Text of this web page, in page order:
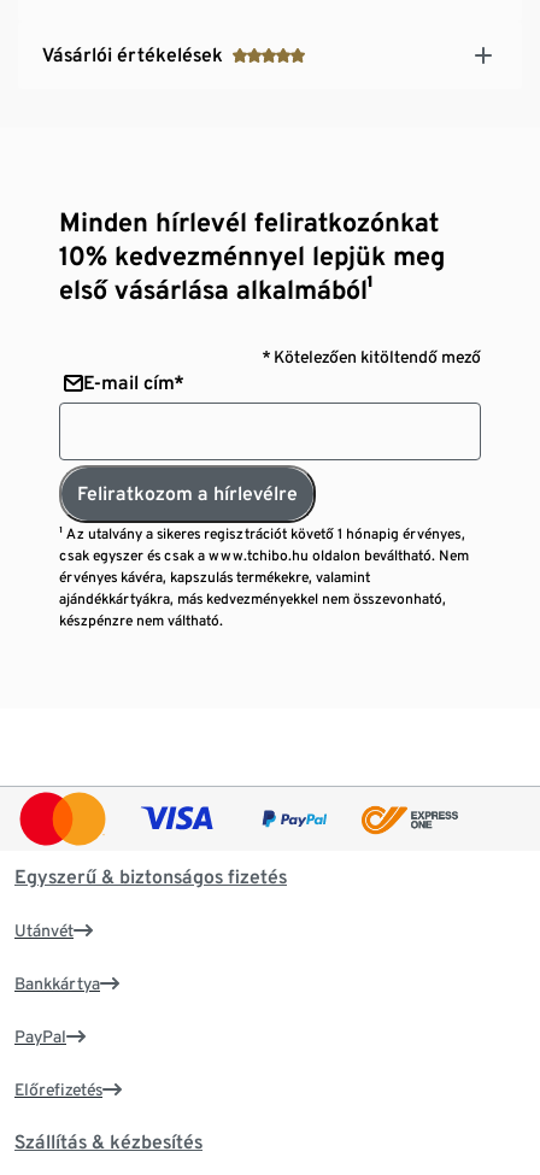
Vásárlói értékelések
Minden hírlevél feliratkozónkat
10% kedvezménnyel lepjük meg
első vásárlása alkalmából¹
* Kötelezően kitöltendő mező
E-mail cím*
Feliratkozom a hírlevélre
¹ Az utalvány a sikeres regisztrációt követő 1 hónapig érvényes,
csak egyszer és csak a www.tchibo.hu oldalon beváltható. Nem
érvényes kávéra, kapszulás termékekre, valamint
ajándékkártyákra, más kedvezményekkel nem összevonható,
készpénzre nem váltható.
Egyszerű & biztonságos fizetés
Utánvét
Bankkártya
PayPal
Előrefizetés
Szállítás & kézbesítés